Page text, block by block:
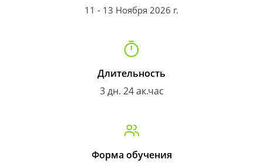
11 - 13 Ноября 2026 г.
Длительность
3 дн. 24 ак.час
Форма обучения